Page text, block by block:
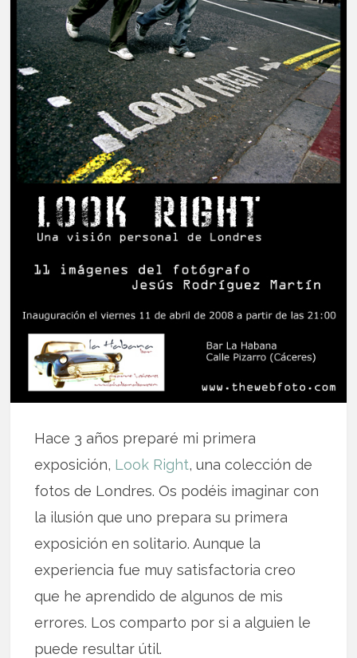
Hace 3 años preparé mi primera
exposición, Look Right, una colección de
fotos de Londres. Os podéis imaginar con
la ilusión que uno prepara su primera
exposición en solitario. Aunque la
experiencia fue muy satisfactoria creo
que he aprendido de algunos de mis
errores. Los comparto por si a alguien le
puede resultar útil.